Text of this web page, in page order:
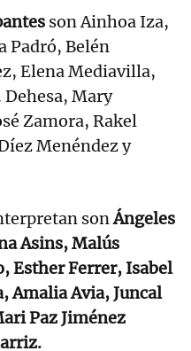
son Ainhoa Iza,
Padró, Belén
Elena Mediavilla,
Mary
Zamora, Rakel
Menéndez y
sonÁngeles
Asins, Malús
Esther Ferrer, Isabel
Amalia Avia, Juncal
Paz Jiménez